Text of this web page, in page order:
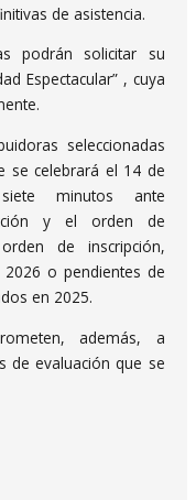
de asistencia.
podrán solicitar su
Espectacular” , cuya
seleccionadas
se celebrará el 14 de
minutos ante
y el orden de
de inscripción,
o pendientes de
en 2025.
además, a
de evaluación que se